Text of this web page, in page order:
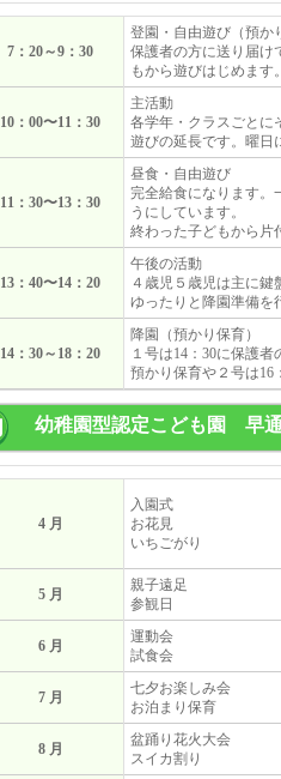
7：20～9：30
登園・自由遊び（預か
保護者の方に送り届け
もから遊びはじめます。
10：00〜11：30
主活動
各学年・クラスごとに
遊びの延長です。曜日
11：30〜13：30
昼食・自由遊び
完全給食になります。
うにしています。
終わった子どもから片
13：40〜14：20
午後の活動
４歳児５歳児は主に
ゆったりと降園準備を
14：30～18：20
降園（預かり保育）
１号は14：30に保護
預かり保育や２号は16
幼稚園型認定こども園 早
4 月
入園式
お花見
いちごがり
5 月
親子遠足
参観日
6 月
運動会
試食会
7 月
七夕お楽しみ会
お泊まり保育
8 月
盆踊り花火大会
スイカ割り